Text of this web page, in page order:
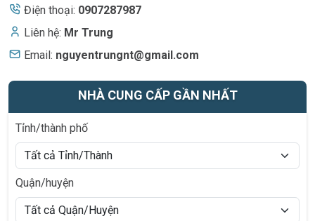
Điện thoại: 0907287987
Liên hệ: Mr Trung
Email: nguyentrungnt@gmail.com
NHÀ CUNG CẤP GẦN NHẤT
Tỉnh/thành phố
Quận/huyện